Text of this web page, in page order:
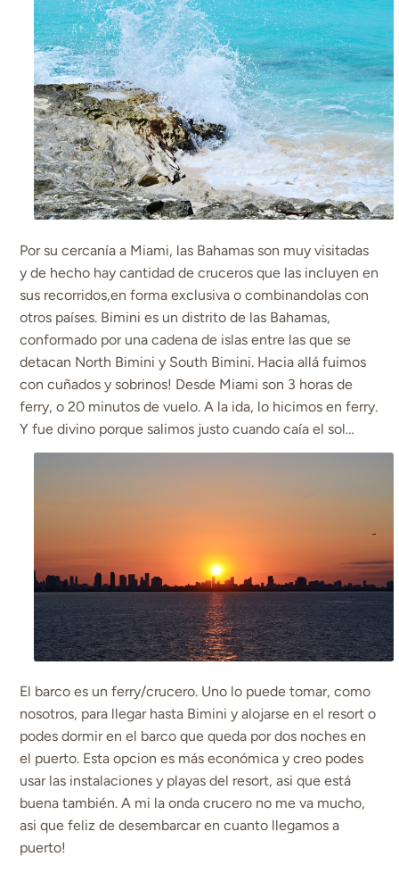
Por su cercanía a Miami, las Bahamas son muy visitadas
y de hecho hay cantidad de cruceros que las incluyen en
sus recorridos,en forma exclusiva o combinandolas con
otros países. Bimini es un distrito de las Bahamas,
conformado por una cadena de islas entre las que se
detacan North Bimini y South Bimini. Hacia allá fuimos
con cuñados y sobrinos! Desde Miami son 3 horas de
ferry, o 20 minutos de vuelo. A la ida, lo hicimos en ferry.
Y fue divino porque salimos justo cuando caía el sol…
El barco es un ferry/crucero. Uno lo puede tomar, como
nosotros, para llegar hasta Bimini y alojarse en el resort o
podes dormir en el barco que queda por dos noches en
el puerto. Esta opcion es más económica y creo podes
usar las instalaciones y playas del resort, asi que está
buena también. A mi la onda crucero no me va mucho,
asi que feliz de desembarcar en cuanto llegamos a
puerto!